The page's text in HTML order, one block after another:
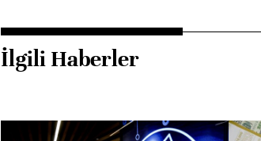
İlgili Haberler